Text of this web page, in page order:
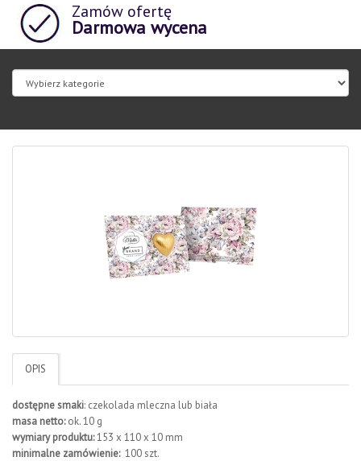
Zamów ofertę
Darmowa wycena
OPIS
dostępne smaki: czekolada mleczna lub biała
masa netto:ok. 10 g
wymiary produktu:153 x 110 x 10 mm
minimalne zamówienie:100 szt.